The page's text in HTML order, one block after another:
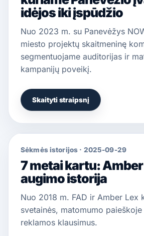
idėjos iki įspūdžio
Nuo 2023 m. su Panevėžys
miesto projektų skaitmeninę
segmentuojame auditorijas ir
kampanijų poveikį.
Skaityti straipsnį
Sėkmės istorijos · 2025-09-29
7 metai kartu: Amber
augimo istorija
Nuo 2018 m. FAD ir Amber Lex
svetainės, matomumo
reklamos klausimus.